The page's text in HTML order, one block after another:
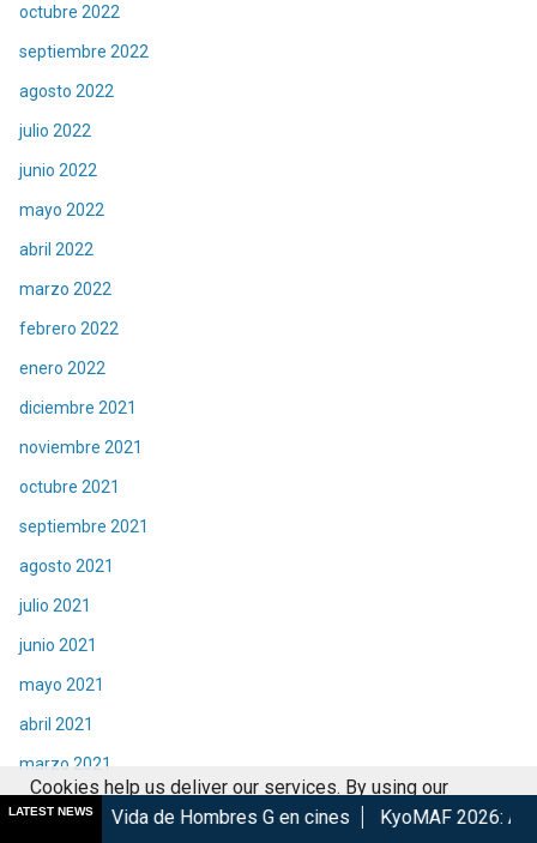
octubre 2022
septiembre 2022
agosto 2022
julio 2022
junio 2022
mayo 2022
abril 2022
marzo 2022
febrero 2022
enero 2022
diciembre 2021
noviembre 2021
octubre 2021
septiembre 2021
agosto 2021
julio 2021
junio 2021
mayo 2021
abril 2021
marzo 2021
febrero 2021
LATEST NEWS
Hombres G en cines KyoMAF 2026: Anuncian
Cookies help us deliver our services. By using our
services, you agree to our use of cookies.
Got it